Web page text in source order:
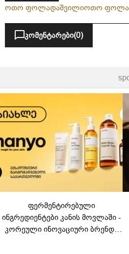
ოთო ფოლადაშვილიოთო
კომენტარები(0)
ფერმენტირებული
ინგრედიენტები კანის მოვლაში -
კორეული ინოვაციური ბრენდი